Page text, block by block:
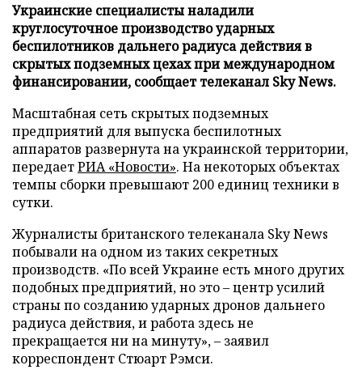
Украинские специалисты наладили
круглосуточное производство ударных
беспилотников дальнего радиуса действия в
скрытых подземных цехах при международном
финансировании, сообщает телеканал Sky News.
Масштабная сеть скрытых подземных
предприятий для выпуска беспилотных
аппаратов развернута на украинской территории,
передаетРИА «Новости». На некоторых объектах
темпы сборки превышают 200 единиц техники в
сутки.
Журналисты британского телеканала Sky News
побывали на одном из таких секретных
производств. «По всей Украине есть много других
подобных предприятий, но это – центр усилий
страны по созданию ударных дронов дальнего
радиуса действия, и работа здесь не
прекращается ни на минуту», – заявил
корреспондент Стюарт Рэмси.